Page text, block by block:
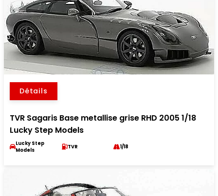
Détails
TVR Sagaris Base metallise grise RHD 2005 1/18
Lucky Step Models
Lucky Step
Models
TVR 1/18